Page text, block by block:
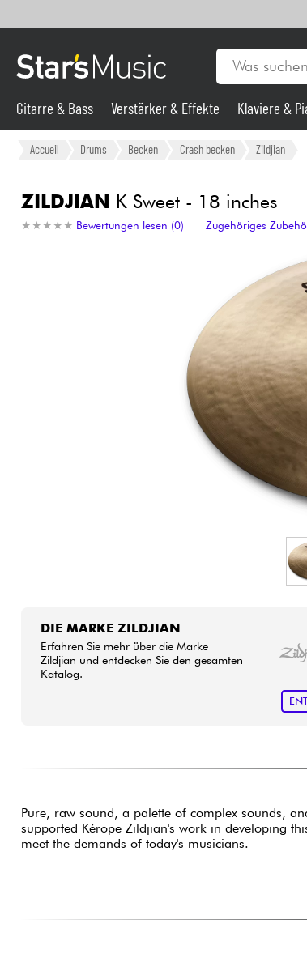
Gitarre & Bass
Synths & samplers
Gitarre & Bass Verstärker & Effekte Klaviere &
Accueil Drums Becken Crash becken Zildjian
ZILDJIAN K Sweet - 18 inches
★ ★ ★ ★ ★
★ ★ ★ ★ ★ Bewertungen lesen (0) Zugehöriges
DIE MARKE ZILDJIAN
Erfahren Sie mehr über die Marke
Zildjian und entdecken Sie den gesamten
Katalog.
Pure, raw sound, a palette of complex sounds,
supported Kérope Zildjian's work in developing
meet the demands of today's musicians.